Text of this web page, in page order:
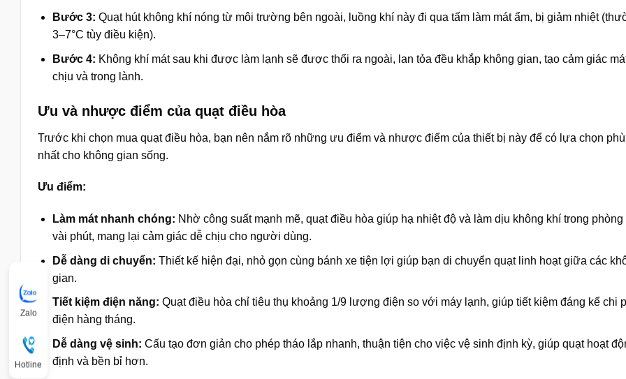
Bước 3: Quạt hút không khí nóng từ môi trường bên ngoài, luồng khí này đi qua tấm làm mát ẩm, bị giảm nhiệt
3–7°C tùy điều kiện).
Bước 4: Không khí mát sau khi được làm lạnh sẽ được thổi ra ngoài, lan tỏa đều khắp không gian, tạo cảm giác
chịu và trong lành.
Ưu và nhược điểm của quạt điều hòa
Trước khi chọn mua quạt điều hòa, bạn nên nắm rõ những ưu điểm và nhược điểm của thiết bị này để có lựa chọn
nhất cho không gian sống.
Ưu điểm:
Làm mát nhanh chóng: Nhờ công suất mạnh mẽ, quạt điều hòa giúp hạ nhiệt độ và làm dịu không khí trong phòng
vài phút, mang lại cảm giác dễ chịu cho người dùng.
Dễ dàng di chuyển: Thiết kế hiện đại, nhỏ gọn cùng bánh xe tiện lợi giúp bạn di chuyển quạt linh hoạt giữa các
gian.
Tiết kiệm điện năng: Quạt điều hòa chỉ tiêu thụ khoảng 1/9 lượng điện so với máy lạnh, giúp tiết kiệm đáng kể chi
điện hàng tháng.
Dễ dàng vệ sinh: Cấu tạo đơn giản cho phép tháo lắp nhanh, thuận tiện cho việc vệ sinh định kỳ, giúp quạt hoạt
định và bền bỉ hơn.
Zalo
Hotline